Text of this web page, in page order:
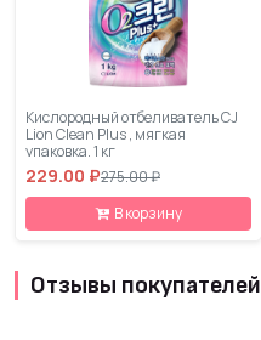
Кислородный отбеливатель CJ
Lion Clean Plus , мягкая
упаковка, 1 кг
229.00 ₽275.00 ₽
В корзину
Отзывы покупателей